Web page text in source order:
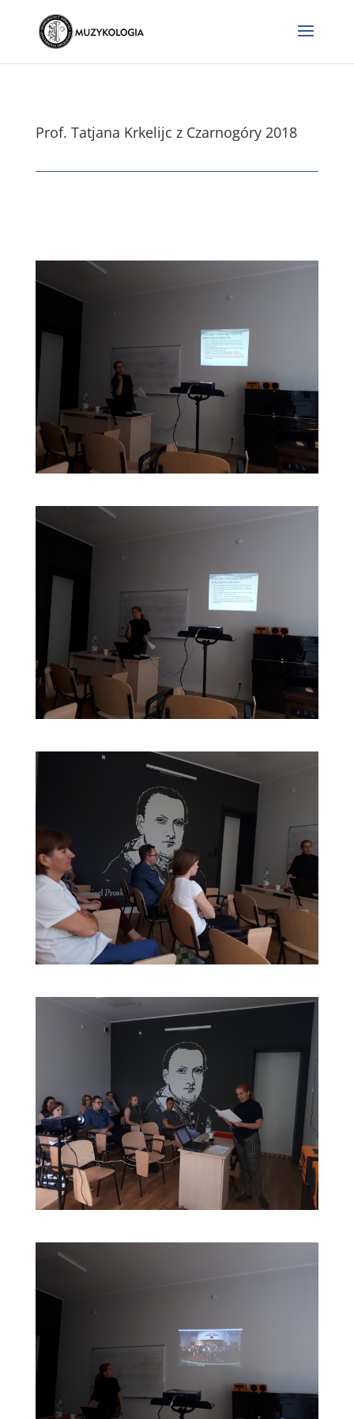
Prof. Tatjana Krkelijc z Czarnogóry 2018